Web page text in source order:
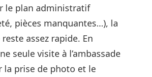
le plan administratif
pièces manquantes…), la
assez rapide. En
seule visite à l’ambassade
la prise de photo et le